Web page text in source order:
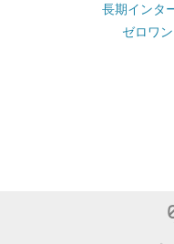
長期インタ
ゼロワ